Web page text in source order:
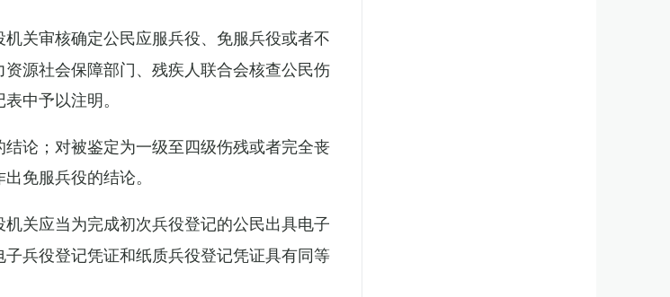
关审核确定公民应服兵役、免服兵役或者不
源社会保障部门、残疾人联合会核查公民伤
中予以注明。
论；对被鉴定为一级至四级伤残或者完全丧
免服兵役的结论。
关应当为完成初次兵役登记的公民出具电子
兵役登记凭证和纸质兵役登记凭证具有同等